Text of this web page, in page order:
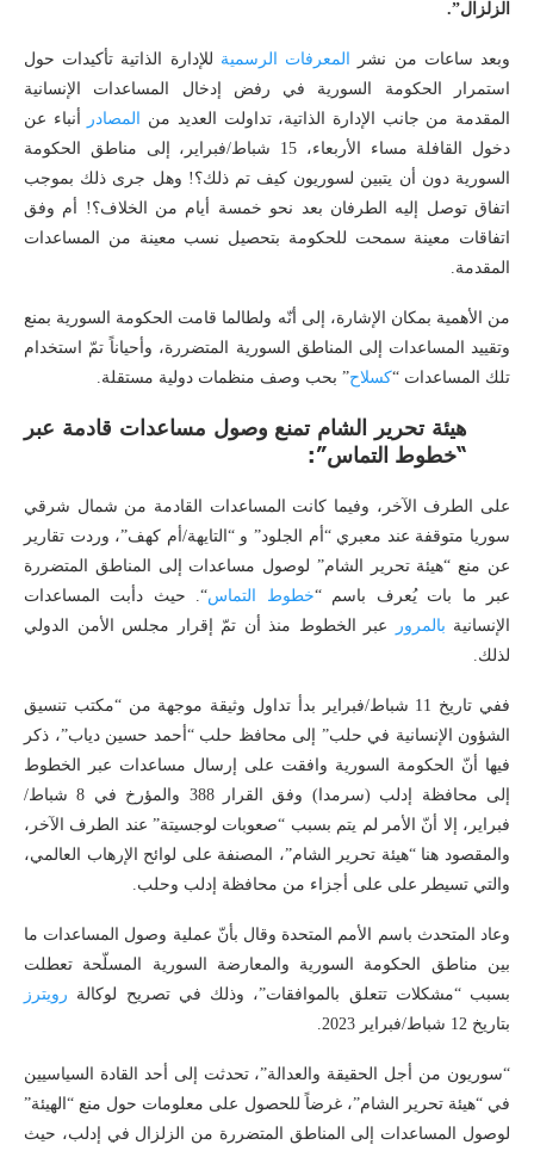
الزلزال”.
وبعد ساعات من نشر المعرفات الرسمية للإدارة الذاتية تأكيدات حول
استمرار الحكومة السورية في رفض إدخال المساعدات الإنسانية
المقدمة من جانب الإدارة الذاتية، تداولت العديد من
المصادر
أنباء عن
دخول القافلة مساء الأربعاء، 15 شباط/فبراير، إلى مناطق الحكومة
السورية دون أن يتبين لسوريون كيف تم ذلك؟! وهل جرى ذلك بموجب
اتفاق توصل إليه الطرفان بعد نحو خمسة أيام من الخلاف؟! أم وفق
اتفاقات معينة سمحت للحكومة بتحصيل نسب معينة من المساعدات
المقدمة.
من الأهمية بمكان الإشارة، إلى أنّه ولطالما قامت الحكومة السورية بمنع
وتقييد المساعدات إلى المناطق السورية المتضررة، وأحياناً تمّ استخدام
تلك المساعدات “كسلاح” بحب وصف منظمات دولية مستقلة.
هيئة تحرير الشام تمنع وصول مساعدات قادمة عبر
“خطوط التماس”:
على الطرف الآخر، وفيما كانت المساعدات القادمة من شمال شرقي
سوريا متوقفة عند معبري “أم الجلود” و “التايهة/أم كهف”، وردت تقارير
عن منع “هيئة تحرير الشام” لوصول مساعدات إلى المناطق المتضررة
عبر ما بات يُعرف باسم “خطوط التماس“. حيث دأبت المساعدات
الإنسانية بالمرور
عبر الخطوط منذ أن تمّ إقرار مجلس الأمن الدولي
لذلك.
ففي تاريخ 11 شباط/فبراير بدأ تداول وثيقة موجهة من “مكتب تنسيق
الشؤون الإنسانية في حلب” إلى محافظ حلب “أحمد حسين دياب”، ذكر
فيها أنّ الحكومة السورية وافقت على إرسال مساعدات عبر الخطوط
إلى محافظة إدلب (سرمدا) وفق القرار 388 والمؤرخ في 8 شباط/
فبراير، إلا أنّ الأمر لم يتم بسبب “صعوبات لوجسيتة” عند الطرف الآخر،
والمقصود هنا “هيئة تحرير الشام”، المصنفة على لوائح الإرهاب العالمي،
والتي تسيطر على على أجزاء من محافظة إدلب وحلب.
وعاد المتحدث باسم الأمم المتحدة وقال بأنّ عملية وصول المساعدات ما
بين مناطق الحكومة السورية والمعارضة السورية المسلّحة تعطلت
بسبب “مشكلات تتعلق بالموافقات”، وذلك في تصريح لوكالة رويترز
بتاريخ 12 شباط/فبراير 2023.
“سوريون من أجل الحقيقة والعدالة”، تحدثت إلى أحد القادة السياسيين
في “هيئة تحرير الشام”، غرضاً للحصول على معلومات حول منع “الهيئة”
لوصول المساعدات إلى المناطق المتضررة من الزلزال في إدلب، حيث